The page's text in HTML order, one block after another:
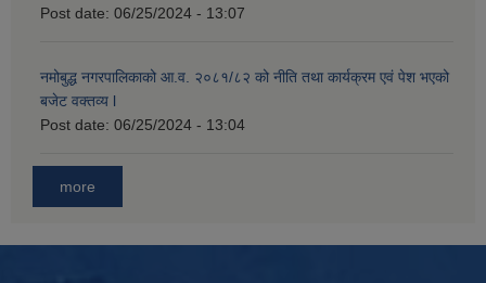
Post date: 06/25/2024 - 13:07
नमोबुद्ध नगरपालिकाको आ‍.व. २०८१/८२ को नीति तथा कार्यक्रम एवं पेश भएको
बजेट वक्तव्य l
Post date: 06/25/2024 - 13:04
more